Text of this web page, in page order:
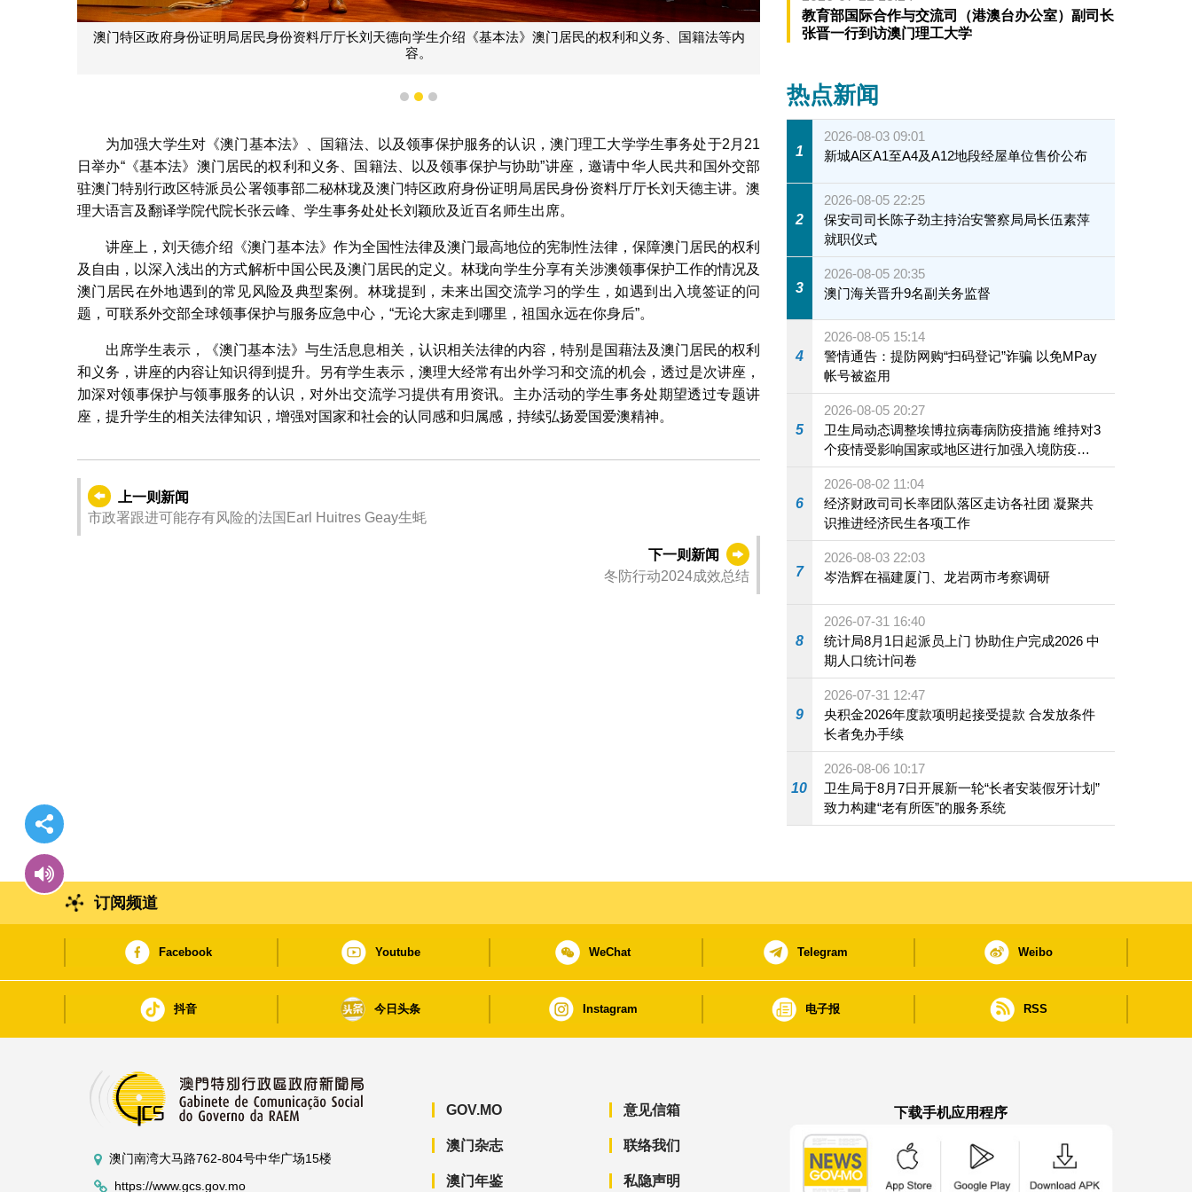
澳门特区政府身份证明局居民身份资料厅厅长刘天德向学生介绍《基本法》澳门居民的权利和义务、国籍法等内
容。
1 2 3
为加强大学生对《澳门基本法》、国籍法、以及领事保护服务的认识，澳门理工大学学生事务处于2月21
日举办“《基本法》澳门居民的权利和义务、国籍法、以及领事保护与协助”讲座，邀请中华人民共和国外交部
驻澳门特别行政区特派员公署领事部二秘林珑及澳门特区政府身份证明局居民身份资料厅厅长刘天德主讲。澳
理大语言及翻译学院代院长张云峰、学生事务处处长刘颖欣及近百名师生出席。
讲座上，刘天德介绍《澳门基本法》作为全国性法律及澳门最高地位的宪制性法律，保障澳门居民的权利
及自由，以深入浅出的方式解析中国公民及澳门居民的定义。林珑向学生分享有关涉澳领事保护工作的情况及
澳门居民在外地遇到的常见风险及典型案例。林珑提到，未来出国交流学习的学生，如遇到出入境签证的问
题，可联系外交部全球领事保护与服务应急中心，“无论大家走到哪里，祖国永远在你身后”。
出席学生表示，《澳门基本法》与生活息息相关，认识相关法律的内容，特别是国藉法及澳门居民的权利
和义务，讲座的内容让知识得到提升。另有学生表示，澳理大经常有出外学习和交流的机会，透过是次讲座，
加深对领事保护与领事服务的认识，对外出交流学习提供有用资讯。主办活动的学生事务处期望透过专题讲
座，提升学生的相关法律知识，增强对国家和社会的认同感和归属感，持续弘扬爱国爱澳精神。
上一则新闻
市政署跟进可能存有风险的法国Earl Huitres Geay生蚝
下一则新闻
冬防行动2024成效总结
教育部国际合作与交流司（港澳台办公室）副司长
张晋一行到访澳门理工大学
热点新闻
1
2026-08-03 09:01
新城A区A1至A4及A12地段经屋单位售价公布
2
2026-08-05 22:25
保安司司长陈子劲主持治安警察局局长伍素萍
就职仪式
3
2026-08-05 20:35
澳门海关晋升9名副关务监督
4
2026-08-05 15:14
警情通告：提防网购“扫码登记”诈骗 以免MPay
帐号被盗用
5
2026-08-05 20:27
卫生局动态调整埃博拉病毒病防疫措施 维持对3
个疫情受影响国家或地区进行加强入境防疫措
施
6
2026-08-02 11:04
经济财政司司长率团队落区走访各社团 凝聚共
识推进经济民生各项工作
7
2026-08-03 22:03
岑浩辉在福建厦门、龙岩两市考察调研
8
2026-07-31 16:40
统计局8月1日起派员上门 协助住户完成2026 中
期人口统计问卷
9
2026-07-31 12:47
央积金2026年度款项明起接受提款 合发放条件
长者免办手续
10
2026-08-06 10:17
卫生局于8月7日开展新一轮“长者安装假牙计划”
致力构建“老有所医”的服务系统
订阅频道
Facebook Youtube WeChat Telegram Weibo
抖音 今日头条 Instagram 电子报 RSS
澳门南湾大马路762-804号中华广场15楼
https://www.gcs.gov.mo
GOV.MO
澳门杂志
澳门年鉴
意见信箱
联络我们
私隐声明
下载手机应用程序